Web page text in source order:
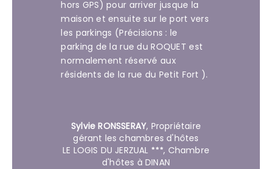
hors GPS) pour arriver jusque la
maison et ensuite sur le port vers
les parkings (Précisions : le
parking de la rue du ROQUET est
normalement réservé aux
résidents de la rue du Petit Fort ).
Sylvie RONSSERAY, Propriétaire
gérant les chambres d'hôtes
LE LOGIS DU JERZUAL
, Chambre
d'hôtes à DINAN